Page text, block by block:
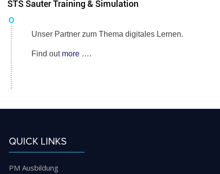
STS Sauter Training & Simulation
Unser Partner zum Thema digitales Lernen.
Find out more ….
QUICK LINKS
PM Ausbildung